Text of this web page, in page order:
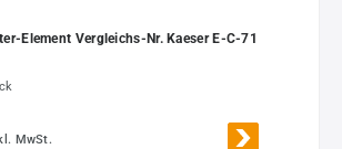
Element Vergleichs-Nr. Kaeser E-C-71
MwSt.